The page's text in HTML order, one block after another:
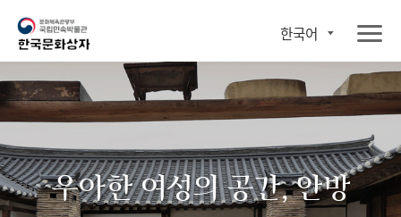
한국어
우아한 여성의 공간, 안방